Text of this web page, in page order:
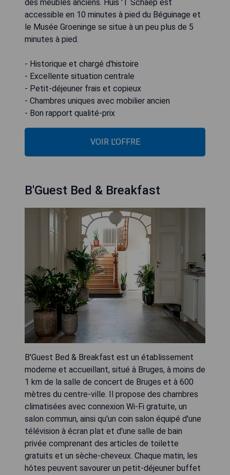
des meubles anciens. Huis 'T Schaep est
accessible en 10 minutes à pied du Béguinage et
le Musée Groeninge se situe à un peu plus de 5
minutes à pied.
- Historique et chargé d'histoire
- Excellente situation centrale
- Petit-déjeuner frais et copieux
- Chambres uniques avec mobilier ancien
- Bon rapport qualité-prix
VOIR L'OFFRE
B'Guest Bed & Breakfast
B'Guest Bed & Breakfast est un établissement
moderne et accueillant, situé à Bruges, à moins de
1 km de la salle de concert de Bruges et à 600
mètres du centre-ville. Il propose des chambres
climatisées avec connexion Wi-Fi gratuite, un
salon commun, ainsi qu'un coin salon équipé d'une
télévision à écran plat et d'une salle de bain
privée comprenant des articles de toilette
gratuits et un sèche-cheveux. Chaque matin, les
hôtes peuvent savourer un petit-déjeuner buffet